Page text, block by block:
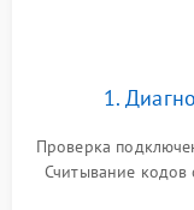
1.
Проверка
Считывание кодов
выявления